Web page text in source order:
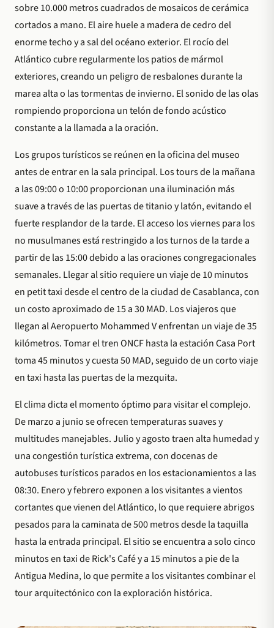
sobre 10.000 metros cuadrados de mosaicos de cerámica
cortados a mano. El aire huele a madera de cedro del
enorme techo y a sal del océano exterior. El rocío del
Atlántico cubre regularmente los patios de mármol
exteriores, creando un peligro de resbalones durante la
marea alta o las tormentas de invierno. El sonido de las olas
rompiendo proporciona un telón de fondo acústico
constante a la llamada a la oración.
Los grupos turísticos se reúnen en la oficina del museo
antes de entrar en la sala principal. Los tours de la mañana
a las 09:00 o 10:00 proporcionan una iluminación más
suave a través de las puertas de titanio y latón, evitando el
fuerte resplandor de la tarde. El acceso los viernes para los
no musulmanes está restringido a los turnos de la tarde a
partir de las 15:00 debido a las oraciones congregacionales
semanales. Llegar al sitio requiere un viaje de 10 minutos
en petit taxi desde el centro de la ciudad de Casablanca, con
un costo aproximado de 15 a 30 MAD. Los viajeros que
llegan al Aeropuerto Mohammed V enfrentan un viaje de 35
kilómetros. Tomar el tren ONCF hasta la estación Casa Port
toma 45 minutos y cuesta 50 MAD, seguido de un corto viaje
en taxi hasta las puertas de la mezquita.
El clima dicta el momento óptimo para visitar el complejo.
De marzo a junio se ofrecen temperaturas suaves y
multitudes manejables. Julio y agosto traen alta humedad y
una congestión turística extrema, con docenas de
autobuses turísticos parados en los estacionamientos a las
08:30. Enero y febrero exponen a los visitantes a vientos
cortantes que vienen del Atlántico, lo que requiere abrigos
pesados para la caminata de 500 metros desde la taquilla
hasta la entrada principal. El sitio se encuentra a solo cinco
minutos en taxi de Rick's Café y a 15 minutos a pie de la
Antigua Medina, lo que permite a los visitantes combinar el
tour arquitectónico con la exploración histórica.